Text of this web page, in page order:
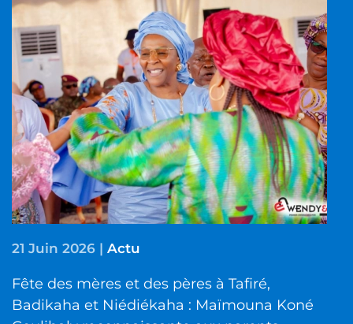
21 Juin 2026 | Actu
Fête des mères et des pères à Tafiré,
Badikaha et Niédiékaha : Maïmouna Koné